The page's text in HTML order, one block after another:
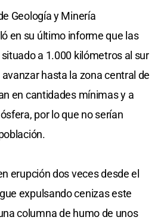
Geología y Minería
en su último informe que las
a 1.000 kilómetros al sur
hasta la zona central de
en cantidades mínimas y a
por lo que no serían
erupción dos veces desde el
expulsando cenizas este
columna de humo de unos